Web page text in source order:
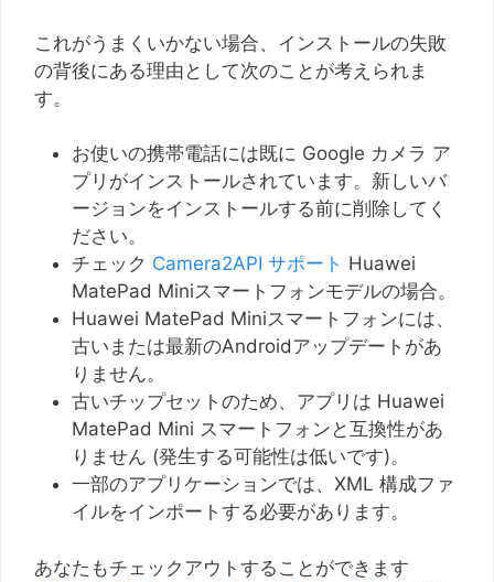
これがうまくいかない場合、インストールの失敗
の背後にある理由として次のことが考えられま
す。
お使いの携帯電話には既に Google カメラ ア
プリがインストールされています。新しいバ
ージョンをインストールする前に削除してく
ださい。
チェック Camera2API サポート Huawei
MatePad Miniスマートフォンモデルの場合。
Huawei MatePad Miniスマートフォンには、
古いまたは最新のAndroidアップデートがあ
りません。
古いチップセットのため、アプリは Huawei
MatePad Mini スマートフォンと互換性があ
りません (発生する可能性は低いです)。
一部のアプリケーションでは、XML 構成ファ
イルをインポートする必要があります。
あなたもチェックアウトすることができます